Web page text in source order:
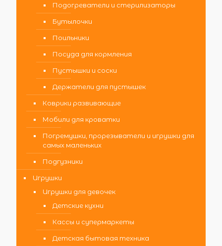
Подогреватели и стерилизаторы
Бутылочки
Поильники
Посуда для кормления
Пустышки и соски
Держатели для пустышек
Коврики развивающие
Мобили для кроватки
Погремушки, прорезыватели и игрушки для
самых маленьких
Подгузники
Игрушки
Игрушки для девочек
Детские кухни
Кассы и супермаркеты
Детская бытовая техника